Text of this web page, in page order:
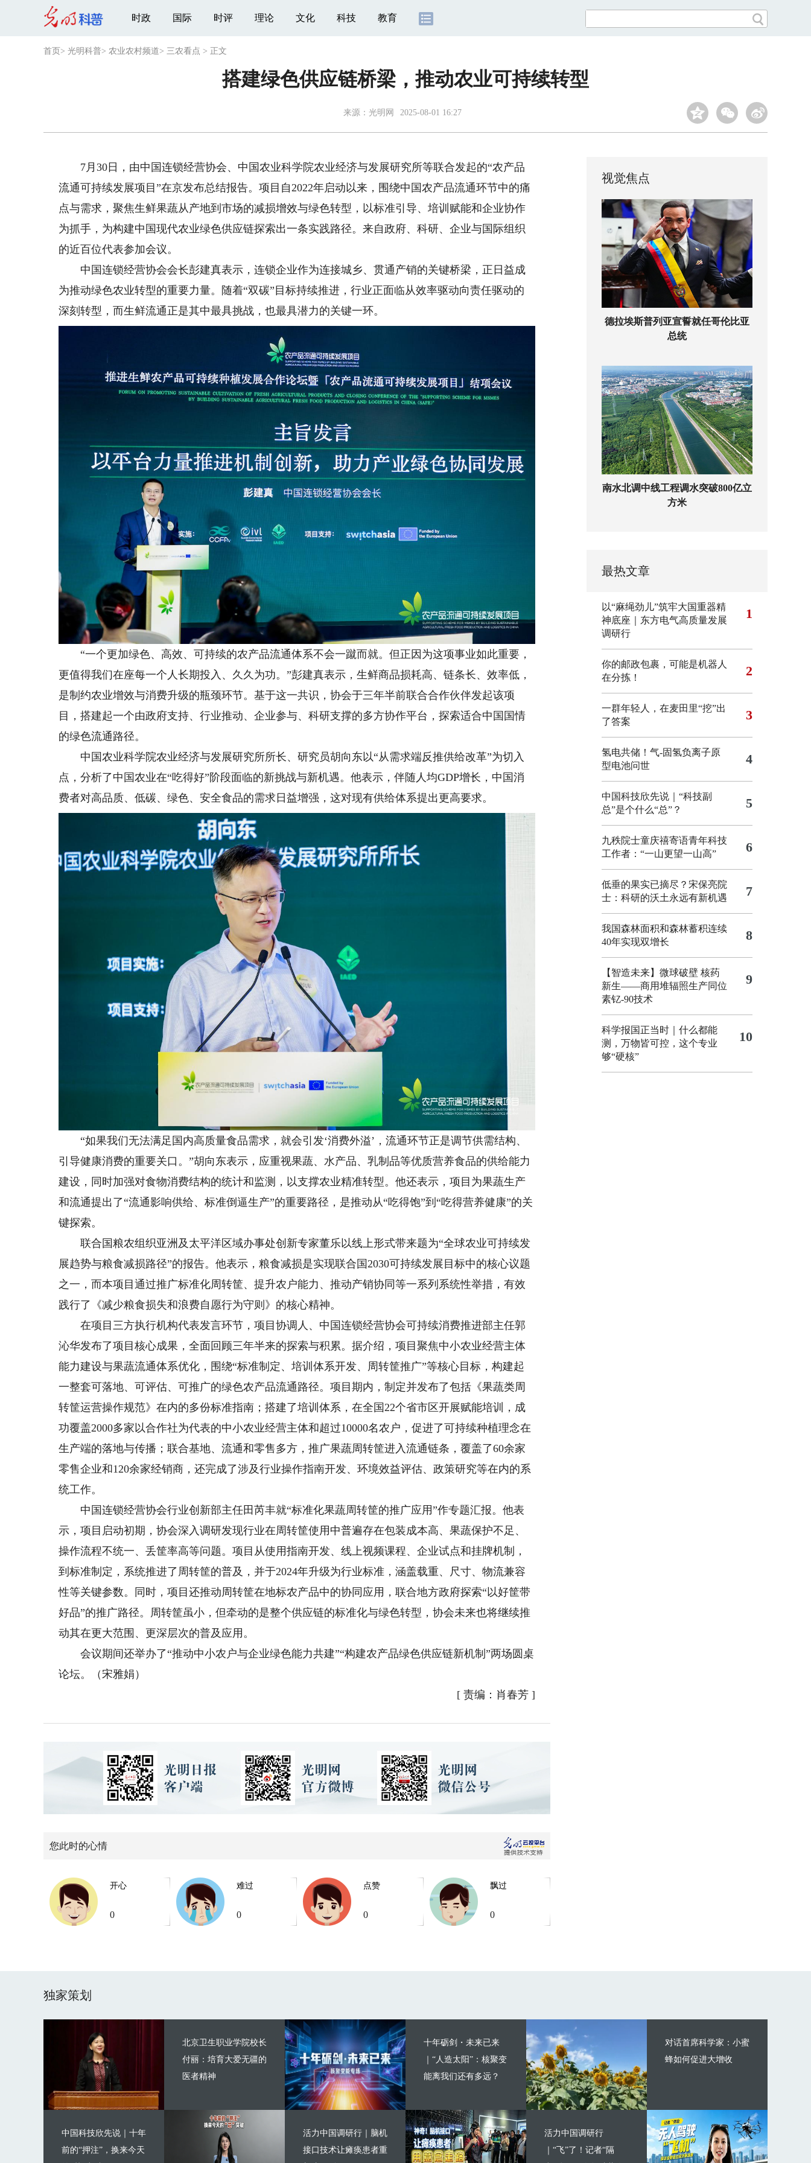
时政 国际 时评 理论 文化 科技 教育
首页 > 光明科普> 农业农村频道> 三农看点 > 正文
搭建绿色供应链桥梁，推动农业可持续转型
来源： 光明网 2025-08-01 16:27
7月30日，由中国连锁经营协会、中国农业科学院农业经济与发展研究所等联合发起的“农产品
流通可持续发展项目”在京发布总结报告。项目自2022年启动以来，围绕中国农产品流通环节中的痛
点与需求，聚焦生鲜果蔬从产地到市场的减损增效与绿色转型，以标准引导、培训赋能和企业协作
为抓手，为构建中国现代农业绿色供应链探索出一条实践路径。来自政府、科研、企业与国际组织
的近百位代表参加会议。
中国连锁经营协会会长彭建真表示，连锁企业作为连接城乡、贯通产销的关键桥梁，正日益成
为推动绿色农业转型的重要力量。随着“双碳”目标持续推进，行业正面临从效率驱动向责任驱动的
深刻转型，而生鲜流通正是其中最具挑战，也最具潜力的关键一环。
“一个更加绿色、高效、可持续的农产品流通体系不会一蹴而就。但正因为这项事业如此重要，
更值得我们在座每一个人长期投入、久久为功。”彭建真表示，生鲜商品损耗高、链条长、效率低，
是制约农业增效与消费升级的瓶颈环节。基于这一共识，协会于三年半前联合合作伙伴发起该项
目，搭建起一个由政府支持、行业推动、企业参与、科研支撑的多方协作平台，探索适合中国国情
的绿色流通路径。
中国农业科学院农业经济与发展研究所所长、研究员胡向东以“从需求端反推供给改革”为切入
点，分析了中国农业在“吃得好”阶段面临的新挑战与新机遇。他表示，伴随人均GDP增长，中国消
费者对高品质、低碳、绿色、安全食品的需求日益增强，这对现有供给体系提出更高要求。
“如果我们无法满足国内高质量食品需求，就会引发‘消费外溢’，流通环节正是调节供需结构、
引导健康消费的重要关口。”胡向东表示，应重视果蔬、水产品、乳制品等优质营养食品的供给能力
建设，同时加强对食物消费结构的统计和监测，以支撑农业精准转型。他还表示，项目为果蔬生产
和流通提出了“流通影响供给、标准倒逼生产”的重要路径，是推动从“吃得饱”到“吃得营养健康”的关
键探索。
联合国粮农组织亚洲及太平洋区域办事处创新专家董乐以线上形式带来题为“全球农业可持续发
展趋势与粮食减损路径”的报告。他表示，粮食减损是实现联合国2030可持续发展目标中的核心议题
之一，而本项目通过推广标准化周转筐、提升农户能力、推动产销协同等一系列系统性举措，有效
践行了《减少粮食损失和浪费自愿行为守则》的核心精神。
在项目三方执行机构代表发言环节，项目协调人、中国连锁经营协会可持续消费推进部主任郭
沁华发布了项目核心成果，全面回顾三年半来的探索与积累。据介绍，项目聚焦中小农业经营主体
能力建设与果蔬流通体系优化，围绕“标准制定、培训体系开发、周转筐推广”等核心目标，构建起
一整套可落地、可评估、可推广的绿色农产品流通路径。项目期内，制定并发布了包括《果蔬类周
转筐运营操作规范》在内的多份标准指南；搭建了培训体系，在全国22个省市区开展赋能培训，成
功覆盖2000多家以合作社为代表的中小农业经营主体和超过10000名农户，促进了可持续种植理念在
生产端的落地与传播；联合基地、流通和零售多方，推广果蔬周转筐进入流通链条，覆盖了60余家
零售企业和120余家经销商，还完成了涉及行业操作指南开发、环境效益评估、政策研究等在内的系
统工作。
中国连锁经营协会行业创新部主任田芮丰就“标准化果蔬周转筐的推广应用”作专题汇报。他表
示，项目启动初期，协会深入调研发现行业在周转筐使用中普遍存在包装成本高、果蔬保护不足、
操作流程不统一、丢筐率高等问题。项目从使用指南开发、线上视频课程、企业试点和挂牌机制，
到标准制定，系统推进了周转筐的普及，并于2024年升级为行业标准，涵盖载重、尺寸、物流兼容
性等关键参数。同时，项目还推动周转筐在地标农产品中的协同应用，联合地方政府探索“以好筐带
好品”的推广路径。周转筐虽小，但牵动的是整个供应链的标准化与绿色转型，协会未来也将继续推
动其在更大范围、更深层次的普及应用。
会议期间还举办了“推动中小农户与企业绿色能力共建”“构建农产品绿色供应链新机制”两场圆桌
论坛。（宋雅娟）
[ 责编：肖春芳 ]
您此时的心情
开心
0
难过
0
点赞
0
飘过
0
视觉焦点
德拉埃斯普列亚宣誓就任哥伦比亚
总统
南水北调中线工程调水突破800亿立
方米
最热文章
以“麻绳劲儿”筑牢大国重器精
神底座｜东方电气高质量发展
调研行
1
你的邮政包裹，可能是机器人
在分拣！
2
一群年轻人，在麦田里“挖”出
了答案
3
氢电共储！气-固氢负离子原
型电池问世
4
中国科技欣先说｜“科技副
总”是个什么“总”？
5
九秩院士童庆禧寄语青年科技
工作者：“一山更望一山高”
6
低垂的果实已摘尽？宋保亮院
士：科研的沃土永远有新机遇
7
我国森林面积和森林蓄积连续
40年实现双增长
8
【智造未来】微球破壁 核药
新生——商用堆辐照生产同位
素钇-90技术
9
科学报国正当时｜什么都能
测，万物皆可控，这个专业
够“硬核”
10
独家策划
北京卫生职业学院校长
付丽：培育大爱无疆的
医者精神
中国科技欣先说｜十年
前的“押注”，换来今天
十年砺剑・未来已来
｜“人造太阳”：核聚变
能离我们还有多远？
活力中国调研行｜脑机
接口技术让瘫痪患者重
对话首席科学家：小蜜
蜂如何促进大增收
活力中国调研行
｜“飞”了！记者“隔